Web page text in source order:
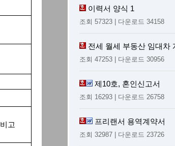
비고
이력서 양식 1
조회 57323 | 다운로드 34158
전세 월세 부동산 임대차
조회 47253 | 다운로드 30956
제10호, 혼인신고서
조회 16293 | 다운로드 26758
프리랜서 용역계약서
조회 32987 | 다운로드 23726